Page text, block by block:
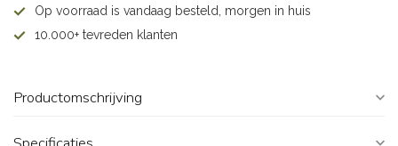
Op voorraad is vandaag besteld, morgen in huis
10.000+ tevreden klanten
Productomschrijving